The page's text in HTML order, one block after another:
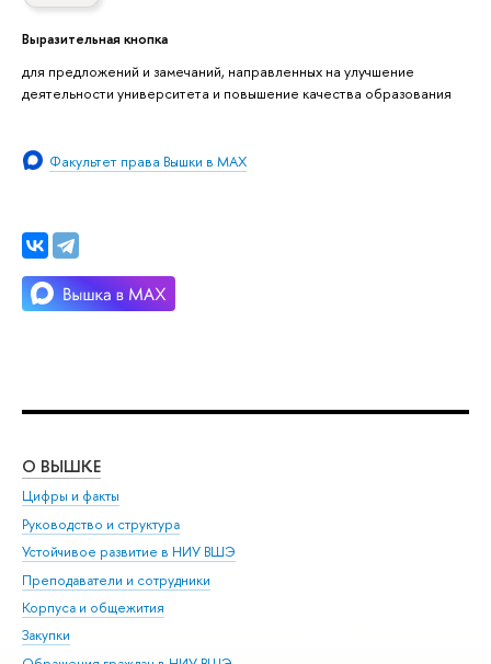
Выразительная кнопка
для предложений и замечаний, направленных на улучшение
деятельности университета и повышение качества образования
Факультет права Вышки в MAX
О ВЫШКЕ
Цифры и факты
Руководство и структура
Устойчивое развитие в НИУ ВШЭ
Преподаватели и сотрудники
Корпуса и общежития
Закупки